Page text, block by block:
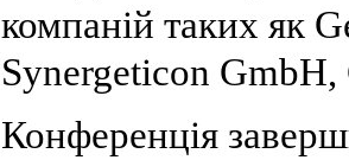
компаній таких як
Synergeticon GmbH,
Конференція